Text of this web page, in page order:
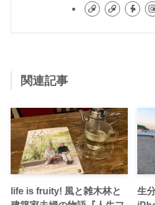
関連記事
life is fruity! 風と雑木林と
生